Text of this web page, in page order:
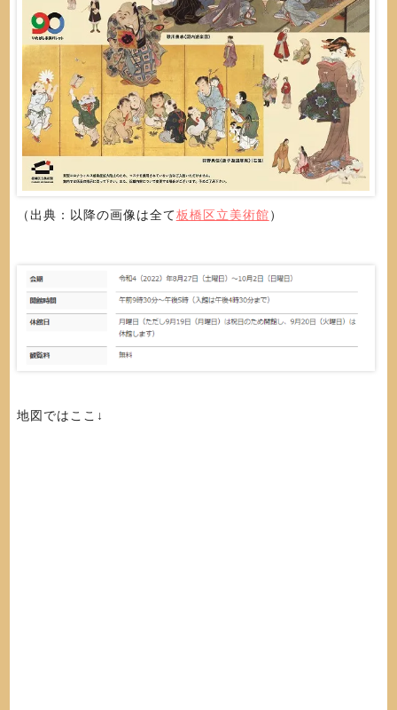
（出典：以降の画像は全て板橋区立美術館）
地図ではここ↓